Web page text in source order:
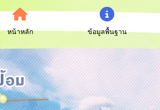
หน้าหลัก ข้อมูลพื้นฐาน